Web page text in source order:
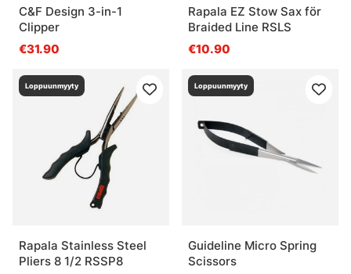
C&F Design 3-in-1
Clipper
€31.90
Rapala EZ Stow Sax för
Braided Line RSLS
€10.90
Loppuunmyyty
Rapala Stainless Steel
Pliers 8 1/2 RSSP8
Loppuunmyyty
Guideline Micro Spring
Scissors